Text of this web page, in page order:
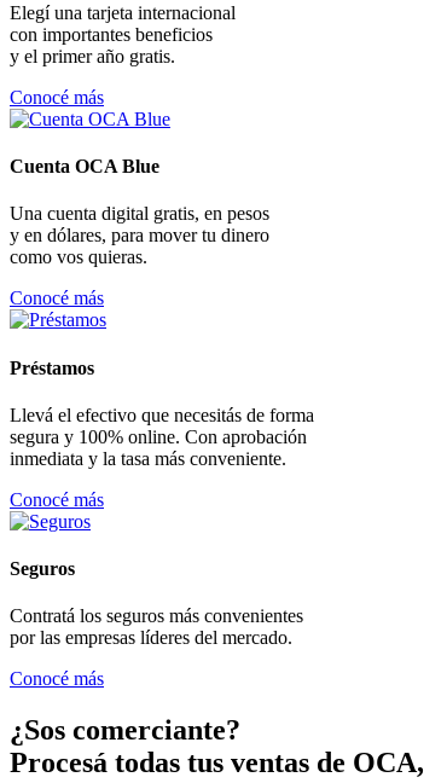
Elegí una tarjeta internacional
con importantes beneficios
y el primer año gratis.
Conocé más
Cuenta OCA Blue
Una cuenta digital gratis, en pesos
y en dólares, para mover tu dinero
como vos quieras.
Conocé más
Préstamos
Llevá el efectivo que necesitás de forma
segura y 100% online. Con aprobación
inmediata y la tasa más conveniente.
Conocé más
Seguros
Contratá los seguros más convenientes
por las empresas líderes del mercado.
Conocé más
¿Sos comerciante?
Procesá todas tus ventas de OCA,